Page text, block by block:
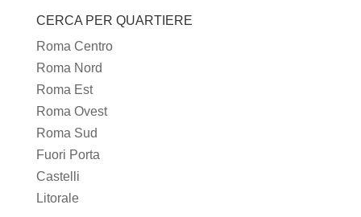
TIPI
DI
CUCINA
CERCA PER QUARTIERE
Roma Centro
Roma Nord
Roma Est
Roma Ovest
Roma Sud
Fuori Porta
Castelli
Litorale